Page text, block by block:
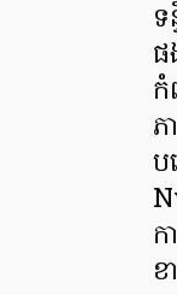
ទ
ផ
កំ
ភ
ប
ខ